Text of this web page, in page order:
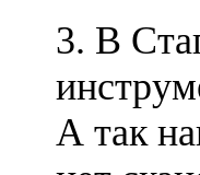
3. В
А так